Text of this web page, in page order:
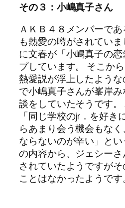
その３：小嶋真子さん
ＡＫＢ４８メンバーで
も熱愛の噂がされてい
に文春が「小嶋真子の
プしています。 そこか
熱愛説が浮上したよう
で小嶋真子さんが峯岸
談をしていたそうです
「同じ学校のjr．を好き
らあまり会う機会もな
ならないのが辛い」と
の内容から、ジェシー
されていたようですが
ことはなかったようです。